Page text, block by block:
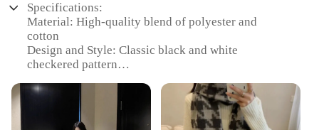
Specifications:
Material: High-quality blend of polyester and
cotton
Design and Style: Classic black and white
checkered pattern
occasions
Shape or Size: Generously sized to provide ample